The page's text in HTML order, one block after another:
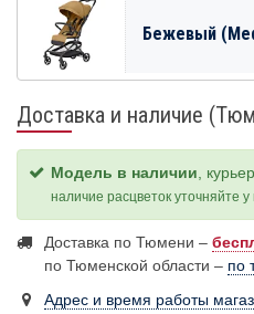
Бежевый
Доставка и наличие
Модель в наличии ,
наличие расцветок уточняйте
Доставка по Тюмени –
по Тюменской области – по
Адрес и время работы